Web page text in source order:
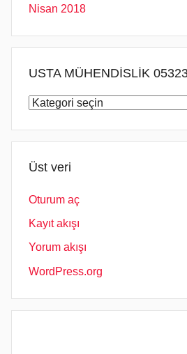
Nisan 2018
USTA MÜHENDİSLİK
USTA
05323118894
Üst veri
Oturum aç
Kayıt akışı
Yorum akışı
WordPress.org